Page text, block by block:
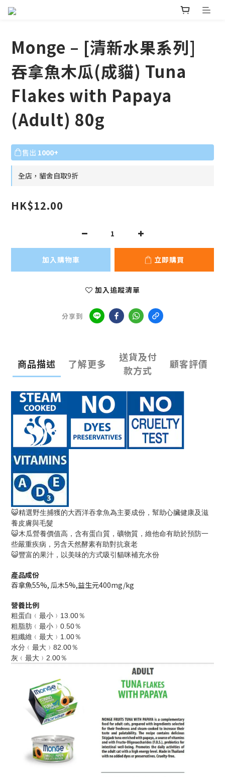
Monge – [清新水果系列]
吞拿魚木瓜(成貓) Tuna
Flakes with Papaya
(Adult) 80g
售出 1000+
全店，貓舍自取9折
HK$12.00
加入購物車 立即購買
加入追蹤清單
分享到
商品描述 了解更多
送貨及付
款方式
顧客評價
😺精選野生捕獲的大西洋吞拿魚為主要成份，幫助心臟健康及滋
養皮膚與毛髮
😺木瓜營養價值高，含有蛋白質，礦物質，維他命有助於預防一
些嚴重疾病，另含天然酵素有助對抗衰老
😺豐富的果汁，以美味的方式吸引貓咪補充水份
產品成份
吞拿魚55%, 瓜木5%,益生元400mg/kg
營養比例
粗蛋白﹙最小﹚13.00％
粗脂肪﹙最小﹚0.50％
粗纖維﹙最大﹚1.00％
水分﹙最大﹚82.00％
灰﹙最大﹚2.00％